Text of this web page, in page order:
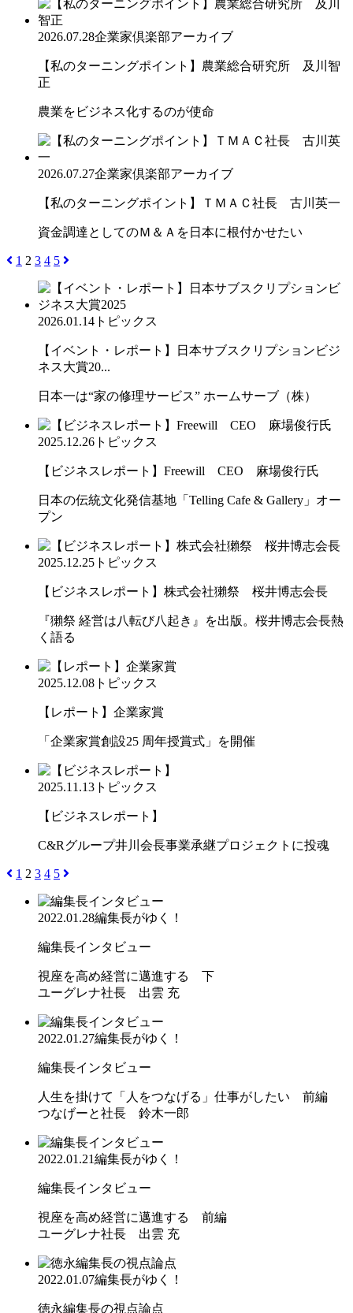
2026.07.28企業家倶楽部アーカイブ
【私のターニングポイント】農業総合研究所 及川智
正
農業をビジネス化するのが使命
2026.07.27企業家倶楽部アーカイブ
【私のターニングポイント】ＴＭＡＣ社長 古川英一
資金調達としてのＭ＆Ａを日本に根付かせたい
1 2 3 4 5
2026.01.14 トピックス
【イベント・レポート】日本サブスクリプションビジ
ネス大賞20...
日本一は“家の修理サービス” ホームサーブ（株）
2025.12.26 トピックス
【ビジネスレポート】Freewill CEO 麻場俊行氏
日本の伝統文化発信基地「Telling Cafe & Gallery」オー
プン
2025.12.25 トピックス
【ビジネスレポート】株式会社獺祭 桜井博志会長
『獺祭 経営は八転び八起き』を出版。桜井博志会長熱
く語る
2025.12.08 トピックス
【レポート】企業家賞
「企業家賞創設25 周年授賞式」を開催
2025.11.13 トピックス
【ビジネスレポート】
C&Rグループ井川会長事業承継プロジェクトに投魂
1 2 3 4 5
2022.01.28編集長がゆく！
編集長インタビュー
視座を高め経営に邁進する 下
ユーグレナ社長 出雲 充
2022.01.27編集長がゆく！
編集長インタビュー
人生を掛けて「人をつなげる」仕事がしたい 前編
つなげーと社長 鈴木一郎
2022.01.21編集長がゆく！
編集長インタビュー
視座を高め経営に邁進する 前編
ユーグレナ社長 出雲 充
2022.01.07編集長がゆく！
徳永編集長の視点論点